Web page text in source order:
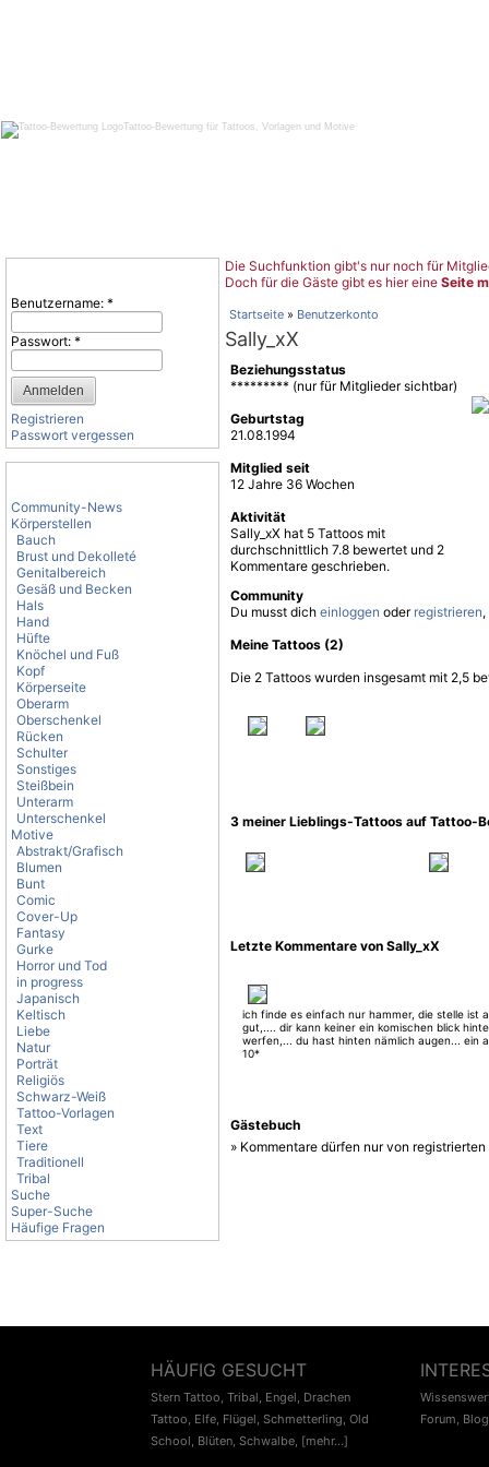
Tattoo-Bewertung für Tattoos, Vorlagen und Motive
Benutzername: *
Passwort: *
Registrieren
Passwort vergessen
Community-News
Körperstellen
Bauch
Brust und Dekolleté
Genitalbereich
Gesäß und Becken
Hals
Hand
Hüfte
Knöchel und Fuß
Kopf
Körperseite
Oberarm
Oberschenkel
Rücken
Schulter
Sonstiges
Steißbein
Unterarm
Unterschenkel
Motive
Abstrakt/Grafisch
Blumen
Bunt
Comic
Cover-Up
Fantasy
Gurke
Horror und Tod
in progress
Japanisch
Keltisch
Liebe
Natur
Porträt
Religiös
Schwarz-Weiß
Tattoo-Vorlagen
Text
Tiere
Traditionell
Tribal
Suche
Super-Suche
Häufige Fragen
Die Suchfunktion gibt's nur noch für
Doch für die Gäste gibt es hier eine Seite
Startseite » Benutzerkonto
Sally_xX
Beziehungsstatus
********* (nur für Mitglieder sichtbar)
Geburtstag
21.08.1994
Mitglied seit
12 Jahre 36 Wochen
Aktivität
Sally_xX hat 5 Tattoos mit
durchschnittlich 7.8 bewertet und 2
Kommentare geschrieben.
Community
Du musst dich einloggen oder registrieren
Meine Tattoos (2)
Die 2 Tattoos wurden insgesamt mit 2,5
3 meiner Lieblings-Tattoos auf Tattoo-
Letzte Kommentare von Sally_xX
ich finde es einfach nur hammer, die stelle ist
gut,.... dir kann keiner ein komischen blick
werfen,... du hast hinten nämlich augen... ein
10*
Gästebuch
» Kommentare dürfen nur von
HÄUFIG GESUCHT
Stern Tattoo, Tribal, Engel, Drachen
Tattoo, Elfe, Flügel, Schmetterling, Old
School, Blüten, Schwalbe, [mehr...]
Forum, Blog